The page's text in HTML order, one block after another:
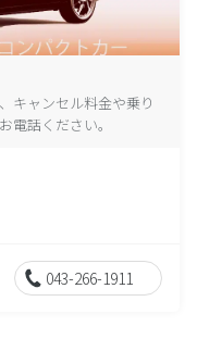
キャンセル料金や乗り
電話ください。
043-266-1911